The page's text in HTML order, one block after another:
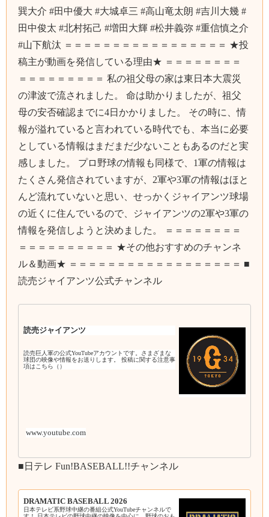
巽大介 #田中優大 #大城卓三 #高山竜太朗 #吉川大幾 #
田中俊太 #北村拓己 #増田大輝 #松井義弥 #重信慎之介
#山下航汰 ＝＝＝＝＝＝＝＝＝＝＝＝＝＝＝＝＝ ★投
稿主が動画を発信している理由★ ＝＝＝＝＝＝＝＝
＝＝＝＝＝＝＝＝＝ 私の祖父母の家は東日本大震災
の津波で流されました。 命は助かりましたが、祖父
母の安否確認までに4日かかりました。 その時に、情
報が溢れていると言われている時代でも、本当に必要
としている情報はまだまだ少ないこともあるのだと実
感しました。 プロ野球の情報も同様で、1軍の情報は
たくさん発信されていますが、2軍や3軍の情報はほと
んど流れていないと思い、せっかくジャイアンツ球場
の近くに住んでいるので、ジャイアンツの2軍や3軍の
情報を発信しようと決めました。 ＝＝＝＝＝＝＝＝
＝＝＝＝＝＝＝＝＝＝ ★その他おすすめのチャンネ
ル＆動画★ ＝＝＝＝＝＝＝＝＝＝＝＝＝＝＝＝＝＝ ■
読売ジャイアンツ公式チャンネル
読売ジャイアンツ
読売巨人軍の公式YouTubeアカウントです。さまざまな
球団の映像や情報をお送りします。 投稿に関する注意事
項はこちら（）
www.youtube.com
■日テレ Fun!BASEBALL!!チャンネル
DRAMATIC BASEBALL 2026
日本テレビ系野球中継の番組公式YouTubeチャンネルで